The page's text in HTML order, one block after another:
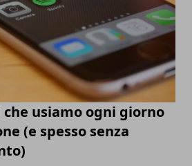
usiamo ogni giorno
(e spesso senza